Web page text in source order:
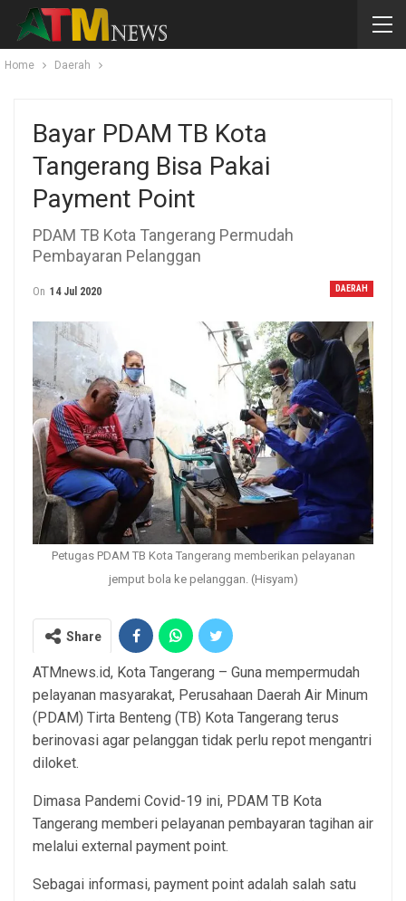
Home Daerah
Bayar PDAM TB Kota
Tangerang Bisa Pakai
Payment Point
PDAM TB Kota Tangerang Permudah
Pembayaran Pelanggan
DAERAH
On 14 Jul 2020
Petugas PDAM TB Kota Tangerang memberikan pelayanan
jemput bola ke pelanggan. (Hisyam)
Share
ATMnews.id, Kota Tangerang – Guna mempermudah
pelayanan masyarakat, Perusahaan Daerah Air Minum
(PDAM) Tirta Benteng (TB) Kota Tangerang terus
berinovasi agar pelanggan tidak perlu repot mengantri
diloket.
Dimasa Pandemi Covid-19 ini, PDAM TB Kota
Tangerang memberi pelayanan pembayaran tagihan air
melalui external payment point.
Sebagai informasi, payment point adalah salah satu